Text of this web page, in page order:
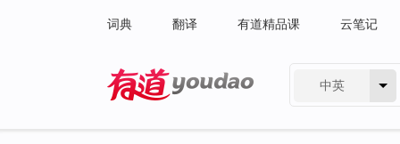
词典 翻译 有道精品课 云笔记
中英